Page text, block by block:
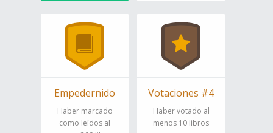
Empedernido
Haber marcado
como leídos al
Votaciones #4
Haber votado al
menos 10 libros